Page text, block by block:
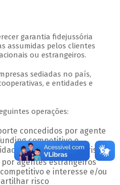
garantia fidejussória
assumidas pelos clientes
ou estrangeiros.
sediadas no país,
e entidades e
operações:
concedidos por agente
competitivo e
em compartilhar risco
agentes estrangeiros
e interesse e/ou
risco